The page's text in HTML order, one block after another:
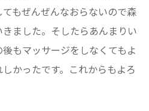
もぜんぜんなおらないので森
ました。そしたらあんまりい
もマッサージをしなくてもよ
かったです。これからもよろ